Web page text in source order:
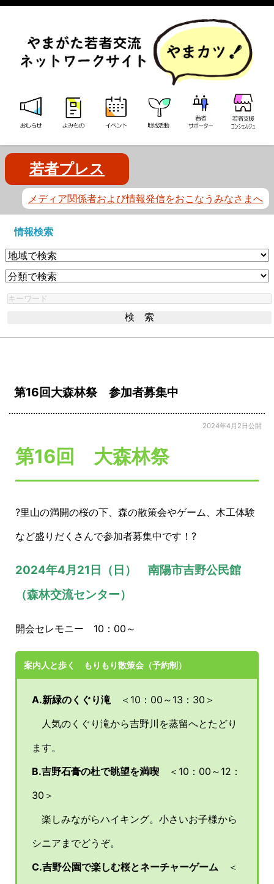
若者プレス
メディア関係者および情報発信をおこなうみなさまへ
情報検索
第16回大森林祭 参加者募集中
2024年4月2日公開
第16回 大森林祭
?里山の満開の桜の下、 森の散策会やゲーム、木工体験
など盛りだくさんで参加者募集中です！?
2024年4月21日（日） 南陽市吉野公民館
（森林交流センター）
開会セレモニー 10：00～
案内人と歩く もりもり散策会（予約制）
A.新緑のくぐり滝＜10：00～13：30＞
人気のくぐり滝から吉野川を蒸留へとたどり
ます。
B.吉野石膏の杜で眺望を満喫
＜10：00～12：
30＞
楽しみながらハイキング。小さいお子様から
シニアまでどうぞ。
C.吉野公園で楽しむ桜とネーチャーゲーム
＜